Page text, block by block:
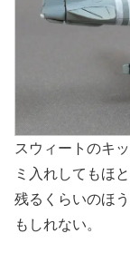
スウィートのキ
ミ入れしてもほ
残るくらいのほ
もしれない。